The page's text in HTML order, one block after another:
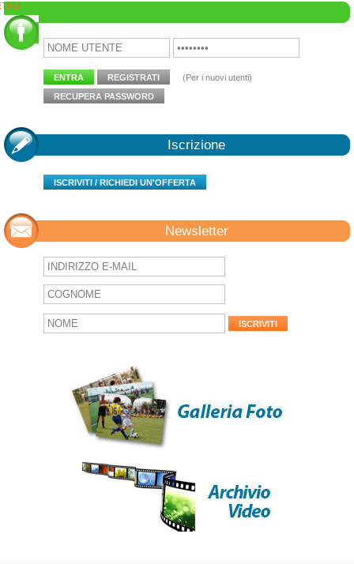
ENTRA REGISTRATI
(Per i nuovi utenti)
RECUPERA PASSWORD
Iscrizione
ISCRIVITI / RICHIEDI UN'OFFERTA
Newsletter
ISCRIVITI